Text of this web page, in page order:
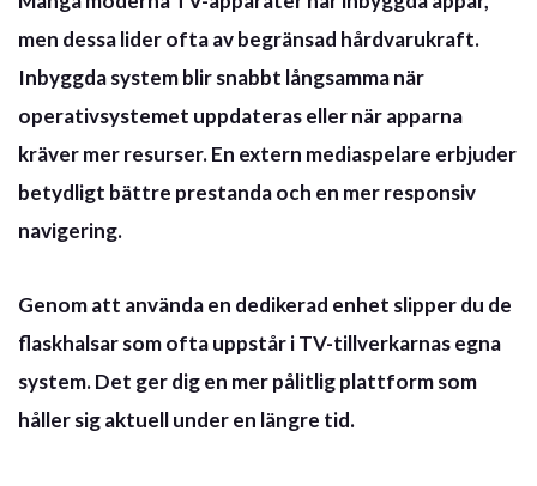
men dessa lider ofta av begränsad hårdvarukraft.
Inbyggda system blir snabbt långsamma när
operativsystemet uppdateras eller när apparna
kräver mer resurser. En extern mediaspelare erbjuder
betydligt bättre prestandaoch en mer responsiv
navigering.
Genom att använda en dedikerad enhet slipper du de
flaskhalsar som ofta uppstår i TV-tillverkarnas egna
system. Det ger dig en mer pålitlig plattform som
håller sig aktuell under en längre tid.